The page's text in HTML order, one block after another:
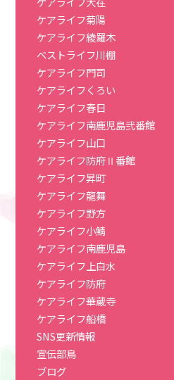
ケアライフ菊陽
ケアライフ綾羅木
ベストライフ川棚
ケアライフ門司
ケアライフくろい
ケアライフ春日
ケアライフ南鹿児島弐番館
ケアライフ山口
ケアライフ防府Ⅱ番館
ケアライフ昇町
ケアライフ龍舞
ケアライフ野方
ケアライフ小鯖
ケアライフ南鹿児島
ケアライフ上白水
ケアライフ防府
ケアライフ華蔵寺
ケアライフ船橋
SNS更新情報
宣伝部鳥
ブログ